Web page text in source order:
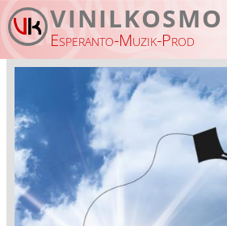
Skip to main content
VINILKOSMO
Esperanto-Muzik-Prod